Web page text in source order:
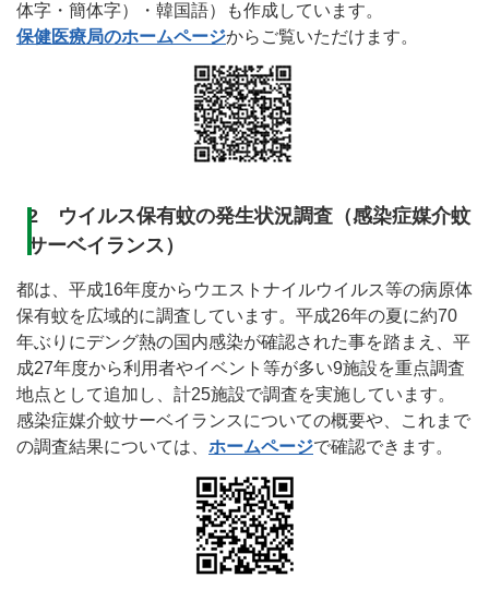
体字・簡体字）・韓国語）も作成しています。
保健医療局のホームページからご覧いただけます。
2 ウイルス保有蚊の発生状況調査（感染症媒介蚊
サーベイランス）
都は、平成16年度からウエストナイルウイルス等の病原体
保有蚊を広域的に調査しています。平成26年の夏に約70
年ぶりにデング熱の国内感染が確認された事を踏まえ、平
成27年度から利用者やイベント等が多い9施設を重点調査
地点として追加し、計25施設で調査を実施しています。
感染症媒介蚊サーベイランスについての概要や、これまで
の調査結果については、 ホームページで確認できます。